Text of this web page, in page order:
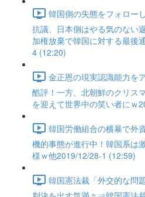
韓国側の失態をフォロー
抗議、日本側はやる気のない
加権放棄で韓国に対する最
4 (12:20)
金正恩の現実認識能力を
酷評！一方、北朝鮮のクリス
を迎えて世界中の笑い者にｗ
韓国労働組合の横暴で外
機的事態が進行中！韓国系は
様ｗ他2019/12/28-1 (12:59)
韓国憲法裁「外交的な問